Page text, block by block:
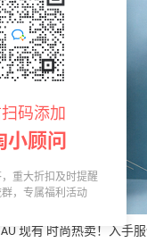
AU 现有 时尚热卖！入手
码添加
小顾问
重大折扣及时提醒
，专属福利活动